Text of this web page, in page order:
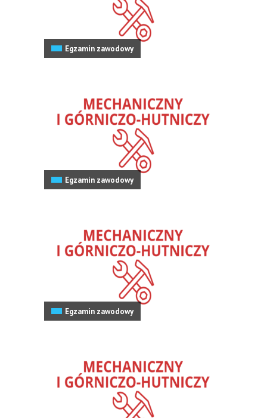
Egzamin zawodowy
Egzamin zawodowy
Egzamin zawodowy